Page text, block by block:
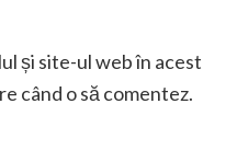
și site-ul web în acest
când o să comentez.